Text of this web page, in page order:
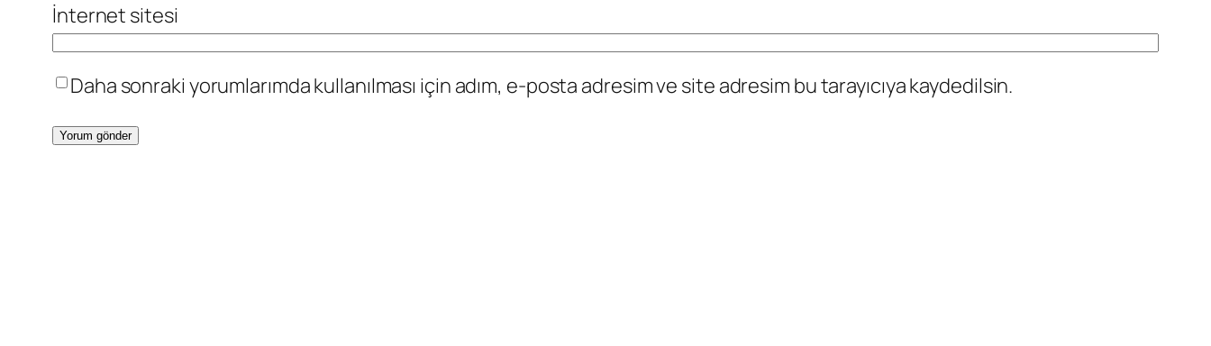
İnternet sitesi
Daha sonraki yorumlarımda kullanılması için adım, e-posta adresim ve site adresim bu tarayıcıya kaydedilsin.